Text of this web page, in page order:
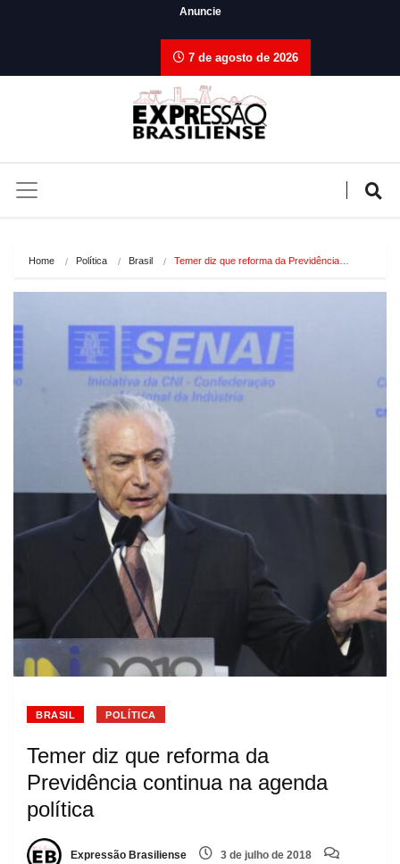
Anuncie
7 de agosto de 2026
Home Política Brasil Temer diz que reforma da Previdência…
BRASIL POLÍTICA
Temer diz que reforma da
Previdência continua na agenda
política
Expressão Brasiliense 3 de julho de 2018